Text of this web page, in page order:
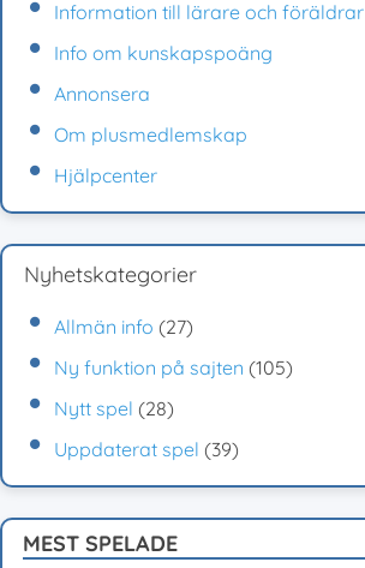
Information till lärare och föräldrar
Info om kunskapspoäng
Annonsera
Om plusmedlemskap
Hjälpcenter
Nyhetskategorier
Allmän info (27)
Ny funktion på sajten (105)
Nytt spel (28)
Uppdaterat spel (39)
MEST SPELADE